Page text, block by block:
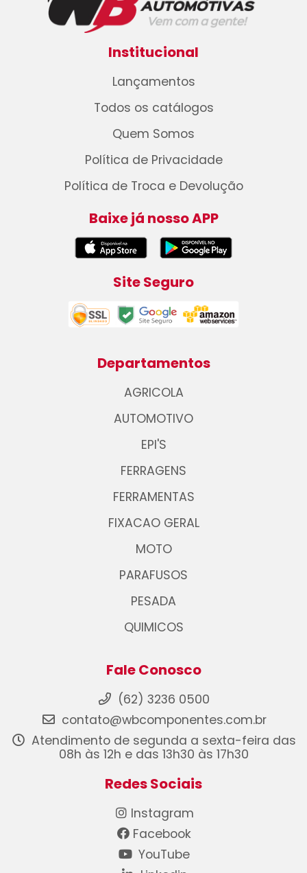
Institucional
Lançamentos
Todos os catálogos
Quem Somos
Política de Privacidade
Política de Troca e Devolução
Baixe já nosso APP
Site Seguro
Departamentos
AGRICOLA
AUTOMOTIVO
EPI'S
FERRAGENS
FERRAMENTAS
FIXACAO GERAL
MOTO
PARAFUSOS
PESADA
QUIMICOS
Fale Conosco
(62) 3236 0500
contato@wbcomponentes.com.br
Atendimento de segunda a sexta-feira das
08h às 12h e das 13h30 às 17h30
Redes Sociais
Instagram
Facebook
YouTube